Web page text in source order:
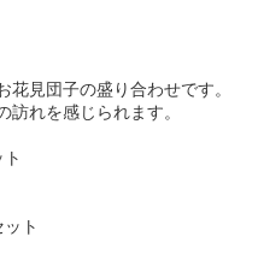
見団子の盛り合わせです。
れを感じられます。
ト